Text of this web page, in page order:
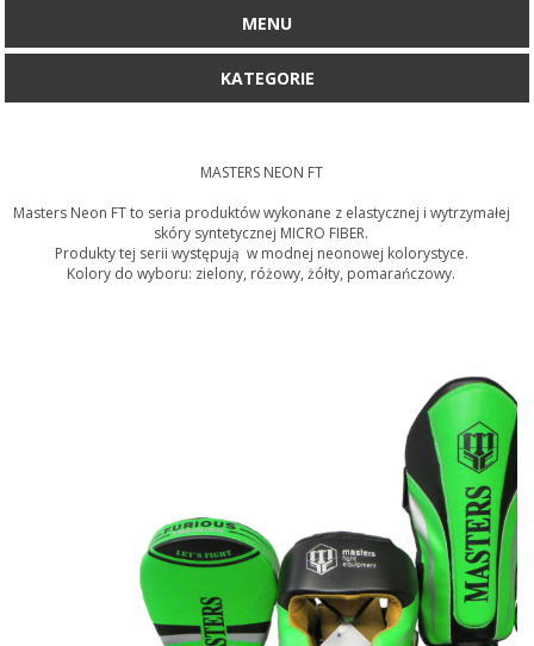
MENU
KATEGORIE
MASTERS NEON FT
Masters Neon FT to seria produktów wykonane z elastycznej i wytrzymałej
skóry syntetycznej MICRO FIBER.
Produkty tej serii występują w modnej neonowej kolorystyce.
Kolory do wyboru: zielony, różowy, żółty, pomarańczowy.